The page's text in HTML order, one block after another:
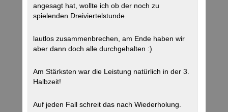
angesagt hat, wollte ich ob der noch zu
spielenden Dreiviertelstunde
lautlos zusammenbrechen, am Ende haben wir
aber dann doch alle durchgehalten :)
Am Stärksten war die Leistung natürlich in der 3.
Halbzeit!
Auf jeden Fall schreit das nach Wiederholung.